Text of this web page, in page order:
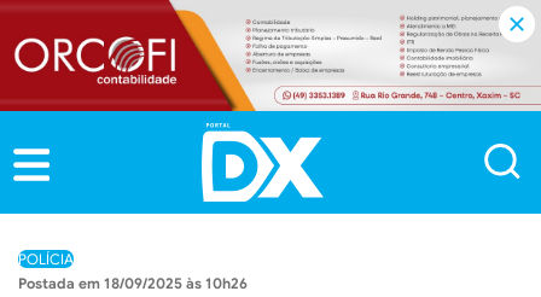
POLÍCIA
18/09/2025 às 10h26